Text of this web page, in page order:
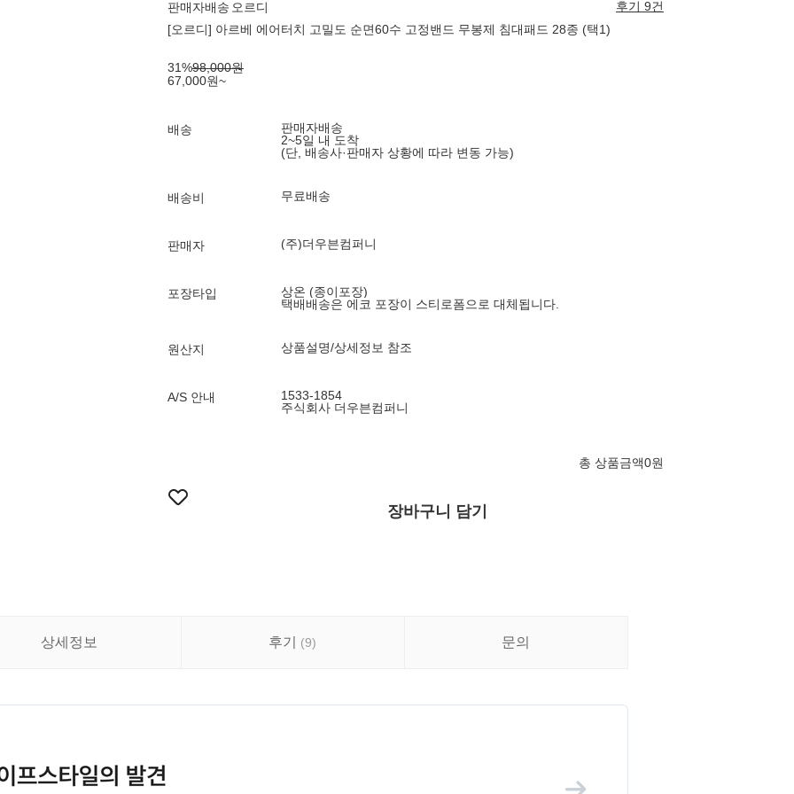
판매자배송 오르디
후기 9건
[오르디] 아르베 에어터치 고밀도 순면60수 고정밴드 무봉제 침대패드 28종 (택1)
31%98,000원
67,000원~
배송
판매자배송
2~5일 내 도착
(단, 배송사·판매자 상황에 따라 변동 가능)
배송비 무료배송
판매자 (주)더우븐컴퍼니
포장타입
상온 (종이포장)
택배배송은 에코 포장이 스티로폼으로 대체됩니다.
원산지 상품설명/상세정보 참조
A/S 안내
1533-1854
주식회사 더우븐컴퍼니
총 상품금액0원
장바구니 담기
상세정보 후기 (9) 문의